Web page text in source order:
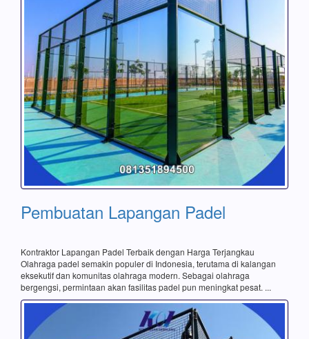
Pembuatan Lapangan Padel
Kontraktor Lapangan Padel Terbaik dengan Harga Terjangkau
Olahraga padel semakin populer di Indonesia, terutama di kalangan
eksekutif dan komunitas olahraga modern. Sebagai olahraga
bergengsi, permintaan akan fasilitas padel pun meningkat pesat. ...